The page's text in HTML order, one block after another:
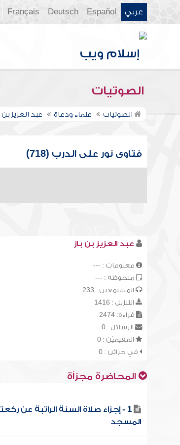
عربي Español
Deutsch
Français
الصوتيات
الصوتيات علماء ودعاة عبد العزيز بن
فتاوى نور على الدرب (718)
عبد العزيز بن باز
معلومات : ---
ملحوظة : ---
المستمعين : 233
التنزيل : 1416
قراءة: 2474
الرسائل : 0
المقيميّن : 0
في خزائن : 0
المحاضرة مجزأة
1 - إجزاء صلاة السنة الراتبة عن
المسجد